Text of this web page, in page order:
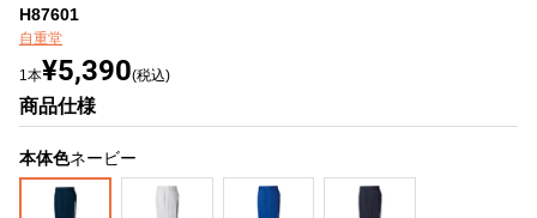
H87601
自重堂
1本¥5,390(税込)
商品仕様
本体色ネービー